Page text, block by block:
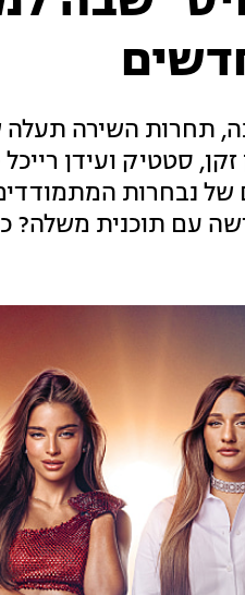
תחרות השירה
סטטיק ועידן
של נבחרות
עם תוכנית משלה?